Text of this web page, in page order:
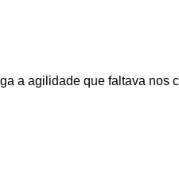
a agilidade que faltava nos